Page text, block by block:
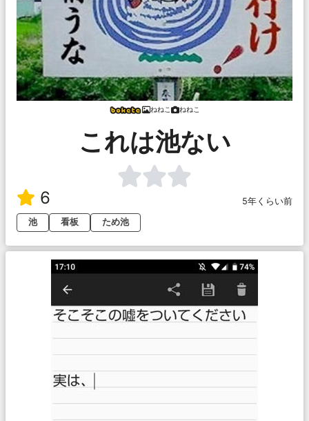
ねねこ ねねこ
これは池ない
6
5年くらい前
池
看板 ため池